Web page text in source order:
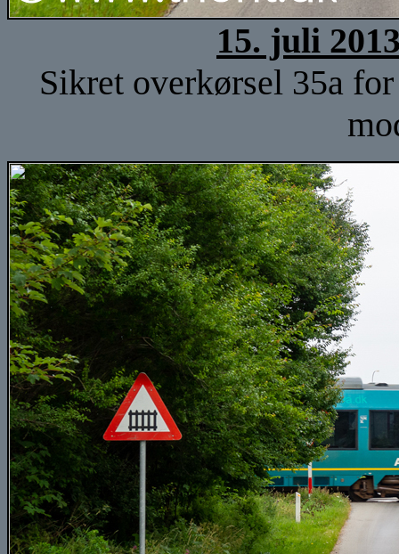
15. juli
Sikret overkørsel 35a